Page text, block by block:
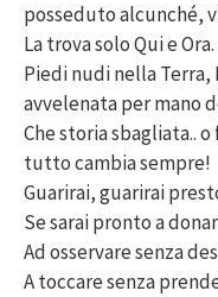
posseduto alcunché,
La trova solo Qui e Ora.
Piedi nudi nella
avvelenata per mano
Che storia sbagliata..
tutto cambia sempre!
Guarirai, guarirai
Se sarai pronto a
Ad osservare senza
A toccare senza